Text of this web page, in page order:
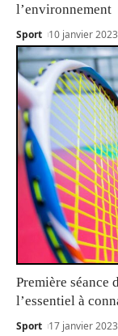
l’environnement
Sport 10 janvier 2023
Première séance
l’essentiel à
Sport 17 janvier 2023